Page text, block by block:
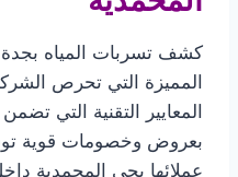
كشف تسربات المياه
المميزة التي تحرص
المعايير التقنية التي
بعروض وخصومات قوية
عملائها بحي المحمدية